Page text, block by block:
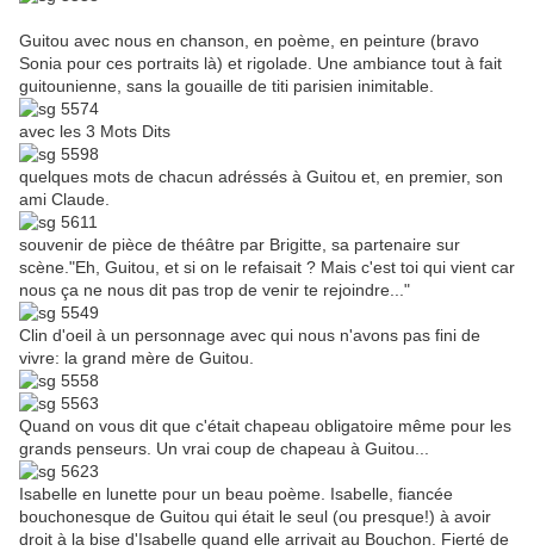
Guitou avec nous en chanson, en poème, en peinture (bravo
Sonia pour ces portraits là) et rigolade. Une ambiance tout à fait
guitounienne, sans la gouaille de titi parisien inimitable.
avec les 3 Mots Dits
quelques mots de chacun adréssés à Guitou et, en premier, son
ami Claude.
souvenir de pièce de théâtre par Brigitte, sa partenaire sur
scène."Eh, Guitou, et si on le refaisait ? Mais c'est toi qui vient car
nous ça ne nous dit pas trop de venir te rejoindre..."
Clin d'oeil à un personnage avec qui nous n'avons pas fini de
vivre: la grand mère de Guitou.
Quand on vous dit que c'était chapeau obligatoire même pour les
grands penseurs. Un vrai coup de chapeau à Guitou...
Isabelle en lunette pour un beau poème. Isabelle, fiancée
bouchonesque de Guitou qui était le seul (ou presque!) à avoir
droit à la bise d'Isabelle quand elle arrivait au Bouchon. Fierté de